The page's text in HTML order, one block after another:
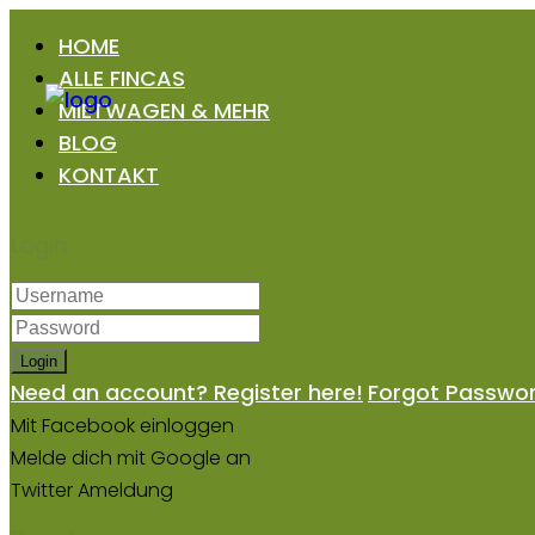
HOME
ALLE FINCAS
MIETWAGEN & MEHR
BLOG
KONTAKT
Login
Login
Need an account? Register here! Forgot
Mit Facebook einloggen
Melde dich mit Google an
Twitter Ameldung